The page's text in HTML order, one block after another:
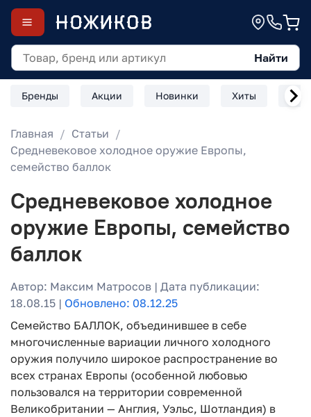
Найти
Бренды Акции Новинки Хиты
Главная
Статьи
Средневековое холодное оружие Европы,
семейство баллок
Средневековое холодное
оружие Европы, семейство
баллок
Автор: Максим Матросов | Дата публикации:
18.08.15 | Обновлено: 08.12.25
Семейство БАЛЛОК, объединившее в себе
многочисленные вариации личного холодного
оружия получило широкое распространение во
всех странах Европы (особенной любовью
пользовался на территории современной
Великобритании — Англия, Уэльс, Шотландия) в